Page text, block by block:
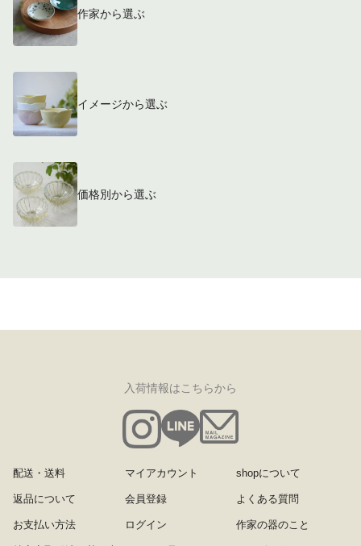
作家から選ぶ
イメージから選ぶ
価格別から選ぶ
入荷情報はこちらから
配送・送料
返品について
お支払い方法
マイアカウント
会員登録
ログイン
shopについて
よくある質問
作家の器のこと